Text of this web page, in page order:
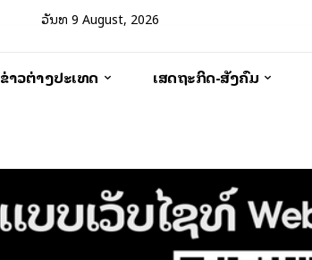
ວັນທີ 9 August, 2026
ຂ່າວຕ່າງປະເທດ ເສດຖະກິດ-ສັງຄົມ